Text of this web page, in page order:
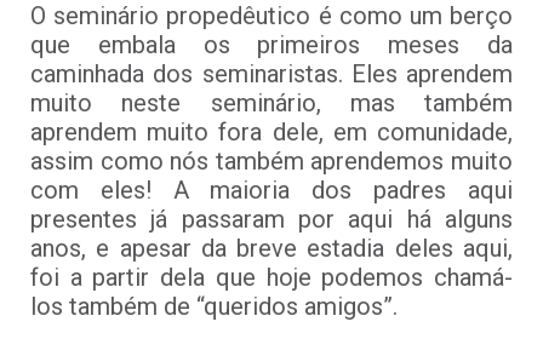
O seminário propedêutico é como um berço
que embala os primeiros meses da
caminhada dos seminaristas. Eles aprendem
muito neste seminário, mas também
aprendem muito fora dele, em comunidade,
assim como nós também aprendemos muito
com eles! A maioria dos padres aqui
presentes já passaram por aqui há alguns
anos, e apesar da breve estadia deles aqui,
foi a partir dela que hoje podemos chamá-
los também de “queridos amigos”.